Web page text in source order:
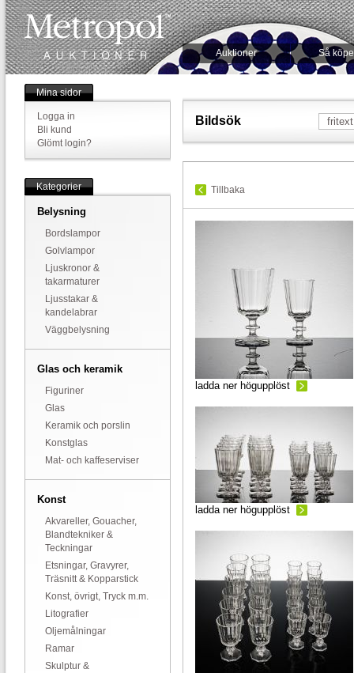
Auktioner Så
Mina sidor
Logga in
Bli kund
Glömt login?
Kategorier
Belysning
Bordslampor
Golvlampor
Ljuskronor &
takarmaturer
Ljusstakar &
kandelabrar
Väggbelysning
Glas och keramik
Figuriner
Glas
Keramik och porslin
Konstglas
Mat- och kaffeserviser
Konst
Akvareller, Gouacher,
Blandtekniker &
Teckningar
Etsningar, Gravyrer,
Träsnitt & Kopparstick
Konst, övrigt, Tryck m.m.
Litografier
Oljemålningar
Ramar
Skulptur &
Bildsök
Tillbaka
ladda ner högupplöst
ladda ner högupplöst